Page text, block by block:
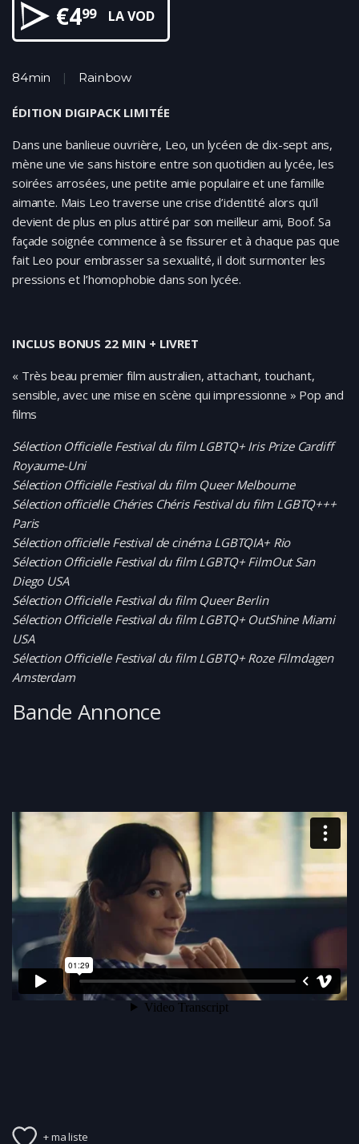
+ ma liste
€499 LA VOD
84min Rainbow
ÉDITION DIGIPACK LIMITÉE
Dans une banlieue ouvrière, Leo, un lycéen de dix-sept ans,
mène une vie sans histoire entre son quotidien au lycée, les
soirées arrosées, une petite amie populaire et une famille
aimante. Mais Leo traverse une crise d’identité alors qu’il
devient de plus en plus attiré par son meilleur ami, Boof. Sa
façade soignée commence à se fissurer et à chaque pas que
fait Leo pour embrasser sa sexualité, il doit surmonter les
pressions et l’homophobie dans son lycée.
INCLUS BONUS 22 MIN + LIVRET
« Très beau premier film australien, attachant, touchant,
sensible, avec une mise en scène qui impressionne » Pop and
films
Sélection Officielle Festival du film LGBTQ+ Iris Prize Cardiff
Royaume-Uni
Sélection Officielle Festival du film Queer Melbourne
Sélection officielle Chéries Chéris Festival du film LGBTQ+++
Paris
Sélection officielle Festival de cinéma LGBTQIA+ Rio
Sélection Officielle Festival du film LGBTQ+ FilmOut San
Diego USA
Sélection Officielle Festival du film Queer Berlin
Sélection Officielle Festival du film LGBTQ+ OutShine Miami
USA
Sélection Officielle Festival du film LGBTQ+ Roze Filmdagen
Amsterdam
Bande Annonce